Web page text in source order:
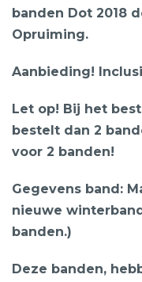
per
2
Opruiming.
banden Dot 2018
Opruiming.
Aanbieding!
Let op! Bij het
bestelt dan 2
voor 2 banden!
Gegevens band:
nieuwe
banden.)
Deze banden,